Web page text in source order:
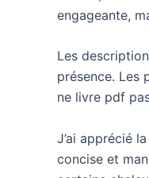
engageante,
Les
présence. Les
ne livre pdf
J’ai apprécié
concise et